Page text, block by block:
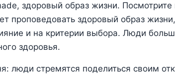
здоровый образ жизни.
проповедовать здоровый образ
и на критерии выбора. Люди
здоровья.
люди стремятся поделиться своим